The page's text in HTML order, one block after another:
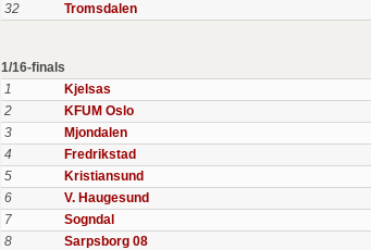
32
Tromsdalen
1/16-finals
1
Kjelsas
2
KFUM Oslo
3
Mjondalen
4
Fredrikstad
5
Kristiansund
6
V. Haugesund
7
Sogndal
8
Sarpsborg 08